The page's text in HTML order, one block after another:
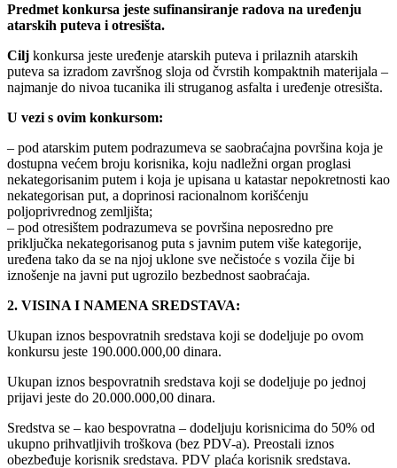
Predmet konkursa jeste sufinansiranje radova na uređenju
atarskih puteva i otresišta.
Cilj konkursa jeste uređenje atarskih puteva i prilaznih atarskih
puteva sa izradom završnog sloja od čvrstih kompaktnih materijala –
najmanje do nivoa tucanika ili struganog asfalta i uređenje otresišta.
U vezi s ovim konkursom:
– pod atarskim putem podrazumeva se saobraćajna površina koja je
dostupna većem broju korisnika, koju nadležni organ proglasi
nekategorisanim putem i koja je upisana u katastar nepokretnosti kao
nekategorisan put, a doprinosi racionalnom korišćenju
poljoprivrednog zemljišta;
– pod otresištem podrazumeva se površina neposredno pre
priključka nekategorisanog puta s javnim putem više kategorije,
uređena tako da se na njoj uklone sve nečistoće s vozila čije bi
iznošenje na javni put ugrozilo bezbednost saobraćaja.
2. VISINA I NAMENA SREDSTAVA:
Ukupan iznos bespovratnih sredstava koji se dodeljuje po ovom
konkursu jeste 190.000.000,00 dinara.
Ukupan iznos bespovratnih sredstava koji se dodeljuje po jednoj
prijavi jeste do 20.000.000,00 dinara.
Sredstva se – kao bespovratna – dodeljuju korisnicima do 50% od
ukupno prihvatljivih troškova (bez PDV-a). Preostali iznos
obezbeđuje korisnik sredstava. PDV plaća korisnik sredstava.